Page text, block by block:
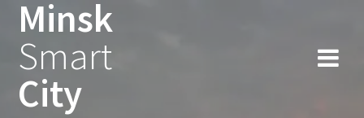
Minsk
Smart
City